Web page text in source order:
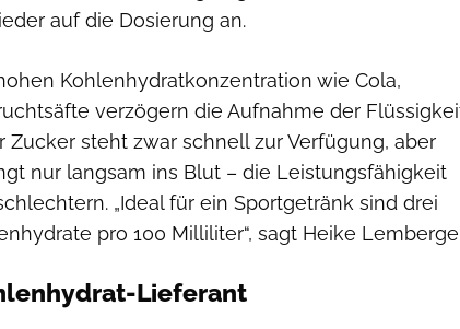
auf die Dosierung an.
Kohlenhydratkonzentration wie Cola,
verzögern die Aufnahme der
Zucker steht zwar schnell zur Verfügung, aber
nur langsam ins Blut – die Leistungsfähigkeit
„Ideal für ein Sportgetränk sind drei
pro 100 Milliliter“, sagt Heike
Lieferant